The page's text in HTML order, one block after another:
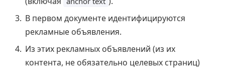
В первом документе идентифицируются
рекламные объявления.
Из этих рекламных объявлений (из их
контента, не обязательно целевых страниц)